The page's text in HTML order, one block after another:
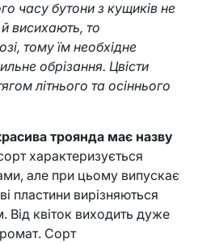
часу бутони з кущиків не
висихають, то
тому їм необхідне
обрізання. Цвісти
літнього та осіннього
троянда має назву
характеризується
але при цьому випускає
пластини вирізняються
Від квіток виходить дуже
Сорт